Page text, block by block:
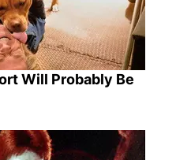
Will Probably Be